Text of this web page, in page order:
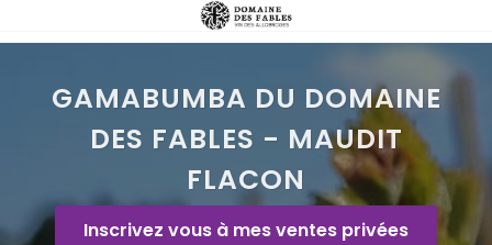
GAMABUMBA DU DOMAINE
DES FABLES - MAUDIT
FLACON
Inscrivez vous à mes ventes privées